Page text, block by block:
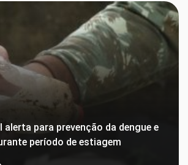
alerta para prevenção da dengue e
período de estiagem